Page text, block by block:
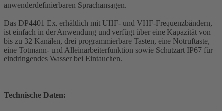
anwenderdefinierbaren Sprachansagen.
Das DP4401 Ex, erhältlich mit UHF- und VHF-Frequenzbändern,
ist einfach in der Anwendung und verfügt über eine Kapazität von
bis zu 32 Kanälen, drei programmierbare Tasten, eine Notruftaste,
eine Totmann- und Alleinarbeiterfunktion sowie Schutzart IP67 für
eindringendes Wasser bei Eintauchen.
Technische Daten: